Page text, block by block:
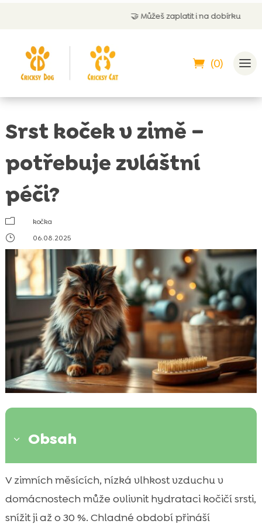
Můžeš zaplatit i na dobírku
(0)
Srst koček v zimě –
potřebuje zvláštní
péči?
m
kočka
}
06.08.2025
3 Obsah
 Proč je kočka péče o srst v zimě důležitá?
 Tipy pro správnou péči o kočičí srst v zimě

Jaké problémy může zima způsobit kočičí
V zimních měsících, nízká vlhkost vzduchu v
domácnostech může ovlivnit hydrataci kočičí srsti,
snížit ji až o 30 %. Chladné období přináší